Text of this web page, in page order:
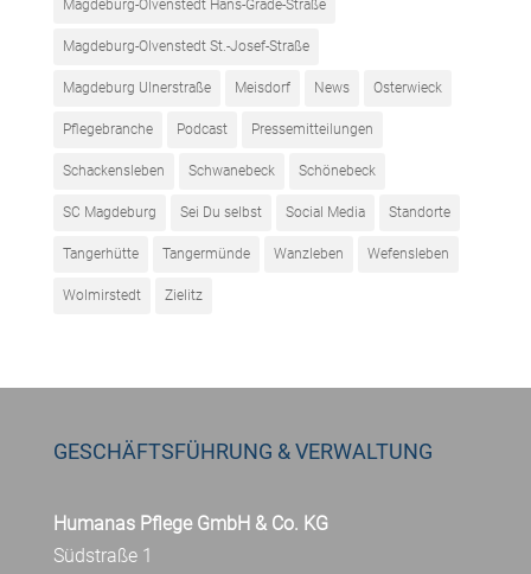
Magdeburg-Olvenstedt Hans-Grade-Straße
Magdeburg-Olvenstedt St.-Josef-Straße
Magdeburg Ulnerstraße Meisdorf News Osterwieck
Pflegebranche Podcast Pressemitteilungen
Schackensleben Schwanebeck Schönebeck
SC Magdeburg Sei Du selbst Social Media Standorte
Tangerhütte Tangermünde Wanzleben Wefensleben
Wolmirstedt Zielitz
GESCHÄFTSFÜHRUNG & VERWALTUNG
Humanas Pflege GmbH & Co. KG
Südstraße 1